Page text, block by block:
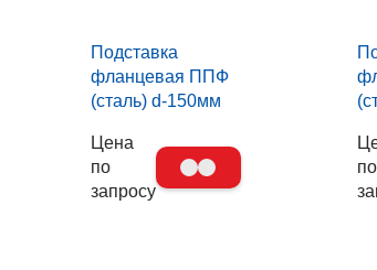
Подставка
фланцевая ППФ
(сталь) d-150мм
Цена
по
запросу
по